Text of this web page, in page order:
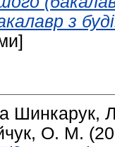
з
Шинкарук,
О. М.